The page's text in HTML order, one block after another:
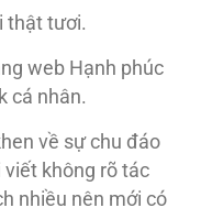
thật tươi.
web Hạnh phúc
cá nhân.
về sự chu đáo
không rõ tác
nhiều nên mới có